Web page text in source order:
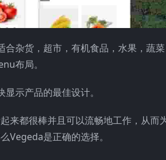
杂货，超市，有机食品，水果，蔬
布局。
示产品的最佳设计。
来都很棒并且可以流畅地工作，从而
Vegeda是正确的选择。